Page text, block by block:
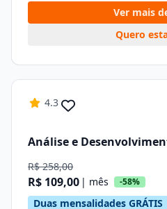
Ver mais
Quero
4.3
Análise e
R$ 258,00
R$ 109,00 | mês -58%
Duas mensalidades GRÁTIS